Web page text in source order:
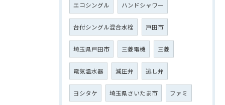
エコシングル ハンドシャワー
台付シングル混合水栓 戸田市
埼玉県戸田市 三菱電機 三菱
電気温水器 減圧弁 逃し弁
ヨシタケ 埼玉県さいたま市 ファミ